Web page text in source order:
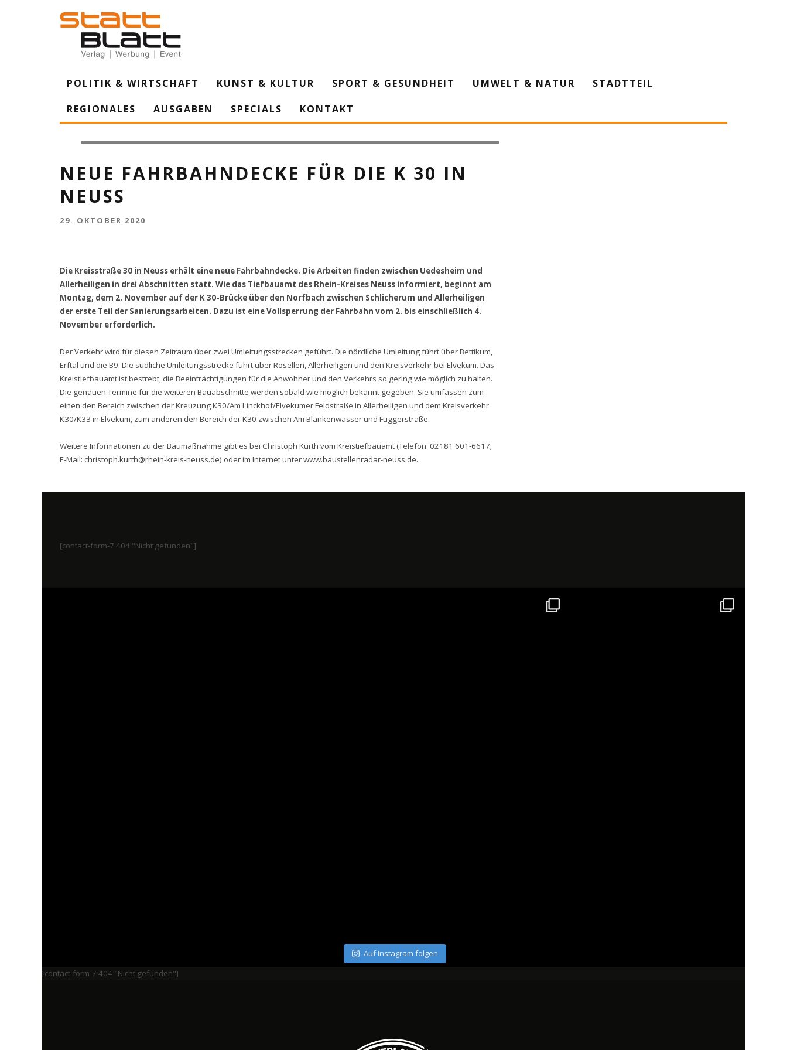
POLITIK & WIRTSCHAFT KUNST & KULTUR SPORT & GESUNDHEIT UMWELT & NATUR
STADTTEIL
REGIONALES
AUSGABEN SPECIALS KONTAKT
NEUE FAHRBAHNDECKE FÜR DIE K 30 IN
NEUSS
29. OKTOBER 2020
Die Kreisstraße 30 in Neuss erhält eine neue Fahrbahndecke. Die Arbeiten finden zwischen Uedesheim und
Allerheiligen in drei Abschnitten statt. Wie das Tiefbauamt des Rhein-Kreises Neuss informiert, beginnt am
Montag, dem 2. November auf der K 30-Brücke über den Norfbach zwischen Schlicherum und Allerheiligen
der erste Teil der Sanierungsarbeiten. Dazu ist eine Vollsperrung der Fahrbahn vom 2. bis einschließlich 4.
November erforderlich.
Der Verkehr wird für diesen Zeitraum über zwei Umleitungsstrecken geführt. Die nördliche Umleitung führt über Bettikum,
Erftal und die B9. Die südliche Umleitungsstrecke führt über Rosellen, Allerheiligen und den Kreisverkehr bei Elvekum. Das
Kreistiefbauamt ist bestrebt, die Beeinträchtigungen für die Anwohner und den Verkehrs so gering wie möglich zu halten.
Die genauen Termine für die weiteren Bauabschnitte werden sobald wie möglich bekannt gegeben. Sie umfassen zum
einen den Bereich zwischen der Kreuzung K30/Am Linckhof/Elvekumer Feldstraße in Allerheiligen und dem Kreisverkehr
K30/K33 in Elvekum, zum anderen den Bereich der K30 zwischen Am Blankenwasser und Fuggerstraße.
Weitere Informationen zu der Baumaßnahme gibt es bei Christoph Kurth vom Kreistiefbauamt (Telefon: 02181 601-6617;
E-Mail: christoph.kurth@rhein-kreis-neuss.de) oder im Internet unterwww.baustellenradar-neuss.de.
[contact-form-7 404 "Nicht gefunden"]
Auf Instagram folgen
[contact-form-7 404 "Nicht gefunden"]